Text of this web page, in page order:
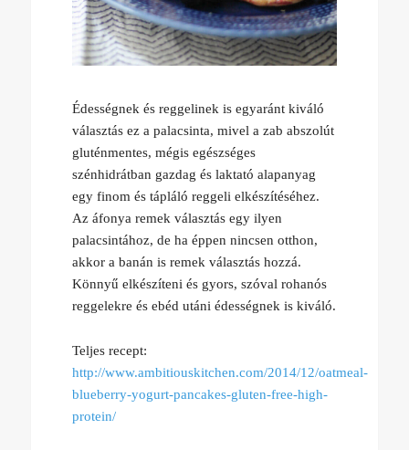
Édességnek és reggelinek is egyaránt kiváló
választás ez a palacsinta, mivel a zab abszolút
gluténmentes, mégis egészséges
szénhidrátban gazdag és laktató alapanyag
egy finom és tápláló reggeli elkészítéséhez.
Az áfonya remek választás egy ilyen
palacsintához, de ha éppen nincsen otthon,
akkor a banán is remek választás hozzá.
Könnyű elkészíteni és gyors, szóval rohanós
reggelekre és ebéd utáni édességnek is kiváló.
Teljes recept:
http://www.ambitiouskitchen.com/2014/12/oatmeal-
blueberry-yogurt-pancakes-gluten-free-high-
protein/